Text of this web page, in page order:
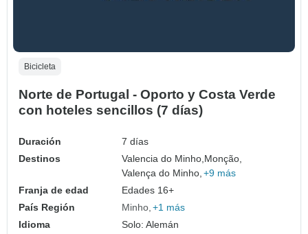
Bicicleta
Norte de Portugal - Oporto y Costa Verde
con hoteles sencillos (7 días)
Duración
7 días
Destinos
Valencia do Minho,Monção,
Valença do Minho, +9 más
Franja de edad
Edades 16+
País Región
Minho +1 más
Idioma
Solo: Alemán